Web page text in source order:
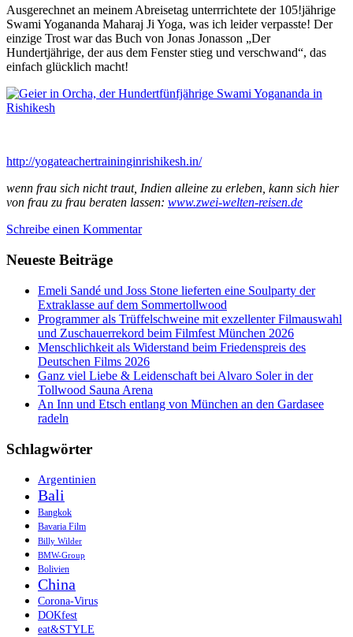
Ausgerechnet an meinem Abreisetag unterrrichtete der 105!jährige
Swami Yogananda Maharaj Ji Yoga, was ich leider verpasste! Der
einzige Trost war das Buch von Jonas Jonasson „Der
Hundertjährige, der aus dem Fenster stieg und verschwand“, das
einfach glücklich macht!
http://yogateachertraininginrishikesh.in/
wenn frau sich nicht traut, Indien alleine zu erleben, kann sich hier
von frau zu frau beraten lassen: www.zwei-welten-reisen.de
Schreibe einen Kommentar
Neueste Beiträge
Emeli Sandé und Joss Stone lieferten eine Soulparty der
Extraklasse auf dem Sommertollwood
Programmer als Trüffelschweine mit exzellenter Filmauswahl
und Zuschauerrekord beim Filmfest München 2026
Menschlichkeit als Widerstand beim Friedenspreis des
Deutschen Films 2026
Ganz viel Liebe & Leidenschaft bei Alvaro Soler in der
Tollwood Sauna Arena
An Inn und Etsch entlang von München an den Gardasee
radeln
Schlagwörter
Argentinien
Bali
Bangkok
Bavaria Film
Billy Wilder
BMW-Group
Bolivien
China
Corona-Virus
DOKfest
eat&STYLE